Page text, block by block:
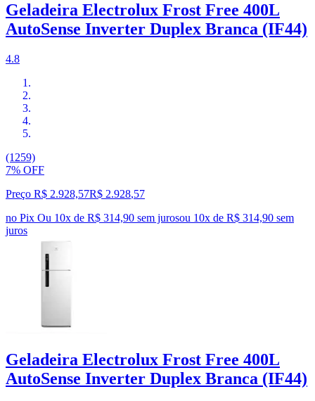
Geladeira Electrolux Frost Free 400L
AutoSense Inverter Duplex Branca (IF44)
4.8
(1259)
7% OFF
Preço R$ 2.928,57R$ 2.928,57
no Pix Ou 10x de R$ 314,90 sem jurosou 10x de R$ 314,90 sem
juros
Geladeira Electrolux Frost Free 400L
AutoSense Inverter Duplex Branca (IF44)